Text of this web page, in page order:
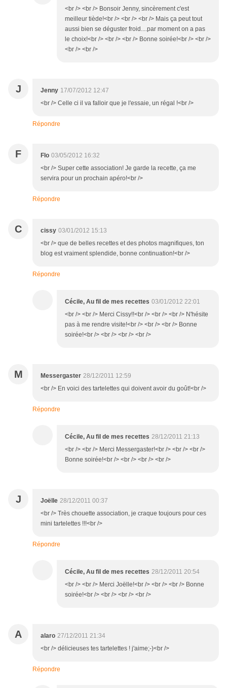
<br /> <br /> Bonsoir Jenny, sincèrement c'est
meilleur tiède!<br /> <br /> <br /> Mais ça peut tout
aussi bien se déguster froid....par moment on a pas
le choix!<br /> <br /> <br /> Bonne soirée!<br /> <br />
<br /> <br />
J Jenny 17/07/2012 12:47
<br /> Celle ci il va falloir que je l'essaie, un régal !<br />
Répondre
F Flo 03/05/2012 16:32
<br /> Super cette association! Je garde la recette, ça me
servira pour un prochain apéro!<br />
Répondre
C cissy 03/01/2012 15:13
<br /> que de belles recettes et des photos magnifiques, ton
blog est vraiment splendide, bonne continuation!<br />
Répondre
Cécile, Au fil de mes recettes 03/01/2012 22:01
<br /> <br /> Merci Cissy!!<br /> <br /> <br /> N'hésite
pas à me rendre visite!<br /> <br /> <br /> Bonne
soirée!<br /> <br /> <br /> <br />
M Messergaster 28/12/2011 12:59
<br /> En voici des tartelettes qui doivent avoir du goût!<br />
Répondre
Cécile, Au fil de mes recettes 28/12/2011 21:13
<br /> <br /> Merci Messergaster!<br /> <br /> <br />
Bonne soirée!<br /> <br /> <br /> <br />
J Joëlle 28/12/2011 00:37
<br /> Très chouette association, je craque toujours pour ces
mini tartelettes !!!<br />
Répondre
Cécile, Au fil de mes recettes 28/12/2011 20:54
<br /> <br /> Merci Joëlle!<br /> <br /> <br /> Bonne
soirée!<br /> <br /> <br /> <br />
A alaro 27/12/2011 21:34
<br /> délicieuses tes tartelettes ! j'aime;-)<br />
Répondre